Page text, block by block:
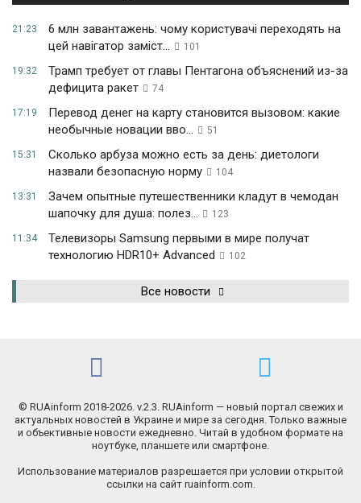
21:23
6 млн завантажень: чому користувачі переходять на
цей навігатор заміст...
101
19:32
Трамп требует от главы Пентагона объяснений из-за
дефицита ракет
74
17:19
Перевод денег на карту становится вызовом: какие
необычные новации вво...
51
15:31
Сколько арбуза можно есть за день: диетологи
назвали безопасную норму
104
13:31
Зачем опытные путешественники кладут в чемодан
шапочку для душа: полез...
123
11:34
Телевизоры Samsung первыми в мире получат
технологию HDR10+ Advanced
102
Все новости
© RUAinform 2018-2026. v.2.3. RUAinform — новый портал свежих и
актуальных новостей в Украине и мире за сегодня. Только важные
и объективные новости ежедневно. Читай в удобном формате на
ноутбуке, планшете или смартфоне.
Использование материалов разрешается при условии открытой
ссылки на сайт ruainform.com.